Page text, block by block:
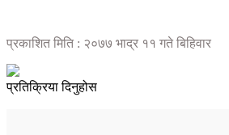
प्रकाशित मिति : २०७७ भाद्र ११ गते बिहिवार
प्रतिक्रिया दिनुहोस